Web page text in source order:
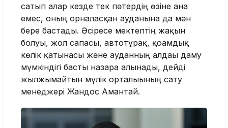
сатып алар кезде тек пәтердің өзіне ғана
емес, оның орналасқан ауданына да мән
бере бастады. Әсіресе мектептің жақын
болуы, жол сапасы, автотұрақ, қоғамдық
көлік қатынасы және ауданның алдағы даму
мүмкіндігі басты назарға алынады, дейді
жылжымайтын мүлік орталығының сату
менеджері Жандос Амантай.